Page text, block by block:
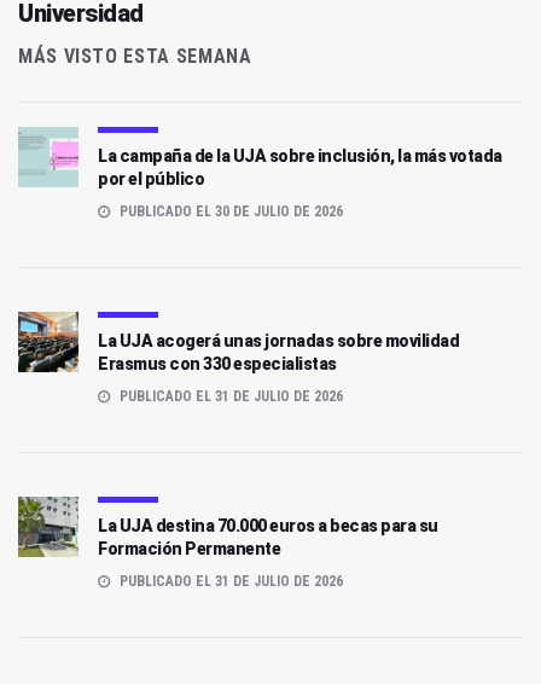
Universidad
MÁS VISTO ESTA SEMANA
La campaña de la UJA sobre inclusión, la más votada
por el público
PUBLICADO EL 30 DE JULIO DE 2026
La UJA acogerá unas jornadas sobre movilidad
Erasmus con 330 especialistas
PUBLICADO EL 31 DE JULIO DE 2026
La UJA destina 70.000 euros a becas para su
Formación Permanente
PUBLICADO EL 31 DE JULIO DE 2026